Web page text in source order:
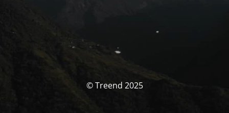
© Treend 2025